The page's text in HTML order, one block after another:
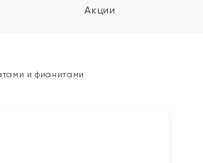
Акции
и фианитами